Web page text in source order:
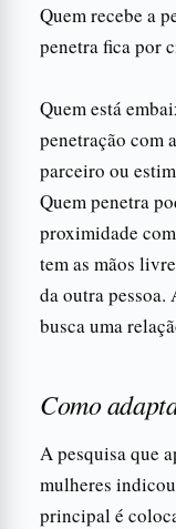
Quem recebe a
penetra fica por
Quem está
penetração com
parceiro ou
Quem penetra
proximidade
tem as mãos
da outra pessoa.
busca uma
Como
A pesquisa que
mulheres
principal é